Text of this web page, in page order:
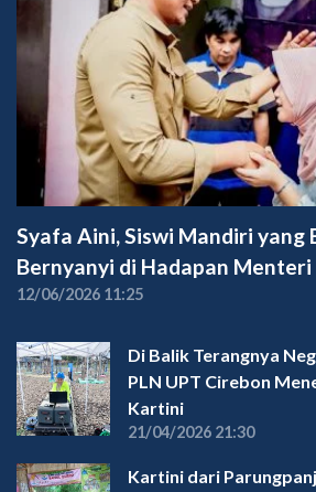
Syafa Aini, Siswi Mandiri yang
Bernyanyi di Hadapan Menteri
12/06/2026 11:25
Di Balik Terangnya
PLN UPT Cirebon
Kartini
21/04/2026 21:30
Kartini dari